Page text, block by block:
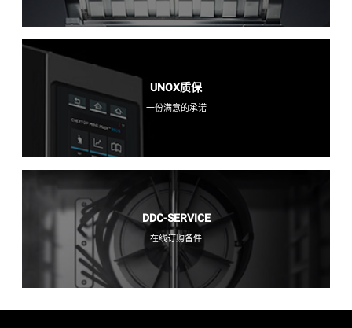
UNOX质保
一份满意的承诺
DDC-SERVICE
在线订购备件